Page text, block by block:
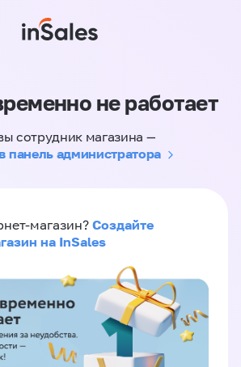
не работает
сотрудник магазина —
панель администратора
магазин? Создайте
на InSales